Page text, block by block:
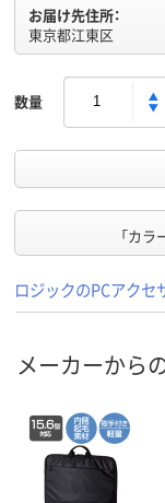
お届け先住所：
東京都江東区
数量
「カラ
ロジックのPCアクセ
メーカーから